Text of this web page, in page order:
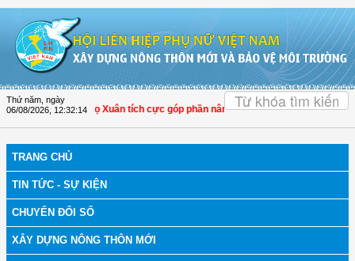
Thứ năm, ngày
06/08/2026 12:32:15
Hội LHPN Thọ Xuân tích cực góp phần nâng cao tỷ lệ người dân tham gia
TRANG CHỦ
TIN TỨC - SỰ KIỆN
CHUYỂN ĐỔI SỐ
XÂY DỰNG NÔNG THÔN MỚI
OK